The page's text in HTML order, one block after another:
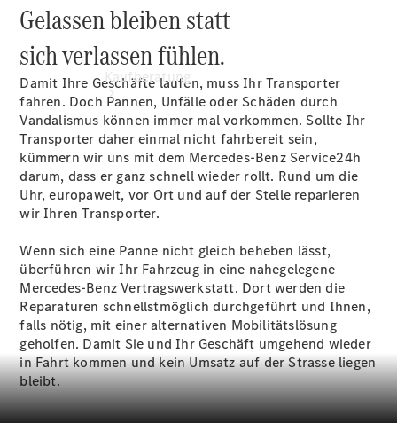
Kaufberatung
Übersicht
Leasing
Versicherung
Gelassen bleiben statt
sich verlassen fühlen.
Damit Ihre Geschäfte laufen, muss Ihr Transporter
fahren. Doch Pannen, Unfälle oder Schäden durch
Vandalismus können immer mal vorkommen. Sollte Ihr
Transporter daher einmal nicht fahrbereit sein,
kümmern wir uns mit dem Mercedes-Benz Service24h
darum, dass er ganz schnell wieder rollt. Rund um die
Uhr, europaweit, vor Ort und auf der Stelle reparieren
wir Ihren Transporter.
Wenn sich eine Panne nicht gleich beheben lässt,
überführen wir Ihr Fahrzeug in eine nahegelegene
Mercedes-Benz Vertragswerkstatt. Dort werden die
Reparaturen schnellstmöglich durchgeführt und Ihnen,
falls nötig, mit einer alternativen Mobilitätslösung
geholfen. Damit Sie und Ihr Geschäft umgehend wieder
in Fahrt kommen und kein Umsatz auf der Strasse liegen
bleibt.